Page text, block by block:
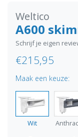
Weltico
A600
Schrijf je eigen
€215,95
Maak een keuze:
Wit